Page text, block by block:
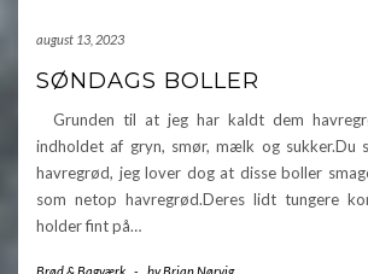
august 13, 2023
SØNDAGS BOLLER
Grunden til at jeg har kaldt dem
indholdet af gryn, smør, mælk og sukker.Du
havregrød, jeg lover dog at disse boller
som netop havregrød.Deres lidt tungere
holder fint på…